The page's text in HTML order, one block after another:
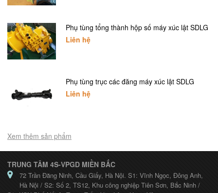
Phụ tùng tổng thành hộp số máy xúc lật SDLG
Liên hệ
Phụ tùng trục các đăng máy xúc lật SDLG
Liên hệ
Xem thêm sản phẩm
TRUNG TÂM 4S-VPGD MIỀN BẮC
72 Trần Đăng Ninh, Cầu Giấy, Hà Nội. S1: Vĩnh Ngọc, Đông Anh,
Hà Nội / S2: Số 2, TS12, Khu công nghiệp Tiên Sơn, Bắc Ninh /